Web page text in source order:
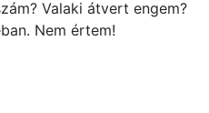
Valaki átvert engem?
Nem értem!